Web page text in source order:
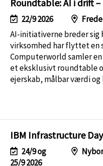
Roundtable: AI i drift
22/9 2026
AI-initiativerne breder sig
virksomhed har flyttet en
Computerworld samler
et eksklusivt roundtable
ejerskab, målbar værdi
IBM Infrastructure
24/9 og
25/9 2026